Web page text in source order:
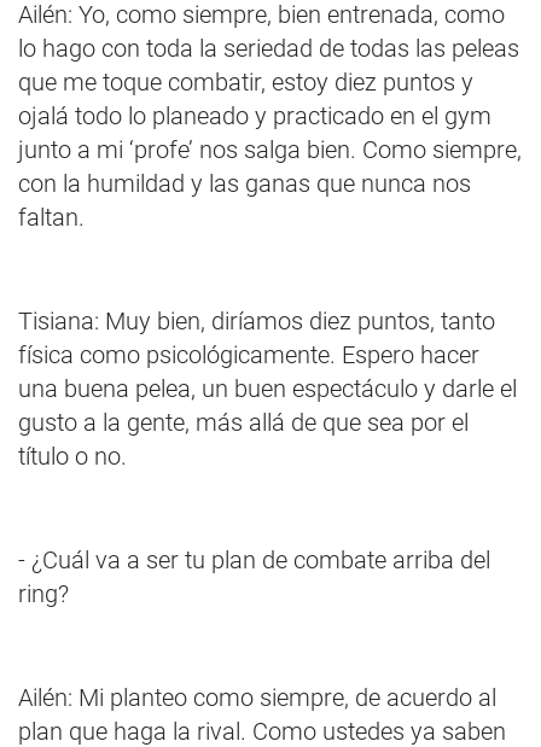
Ailén: Yo, como siempre, bien entrenada, como
lo hago con toda la seriedad de todas las peleas
que me toque combatir, estoy diez puntos y
ojalá todo lo planeado y practicado en el gym
junto a mi ‘profe’ nos salga bien. Como siempre,
con la humildad y las ganas que nunca nos
faltan.
Tisiana: Muy bien, diríamos diez puntos, tanto
física como psicológicamente. Espero hacer
una buena pelea, un buen espectáculo y darle el
gusto a la gente, más allá de que sea por el
título o no.
- ¿Cuál va a ser tu plan de combate arriba del
ring?
Ailén: Mi planteo como siempre, de acuerdo al
plan que haga la rival. Como ustedes ya saben